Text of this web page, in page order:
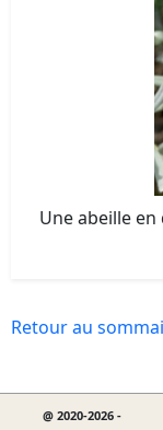
Une abeille
Retour au
@ 2020-2026 -